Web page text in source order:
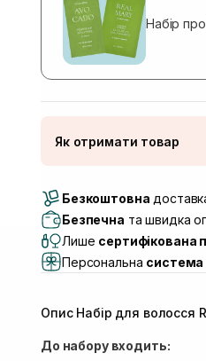
Набір
Як отримати товар
Самовивіз м. Луцьк,
Самовивіз м. Львів,
(Duck’s Lake)
Самовивіз м. Львів,
Самовивіз м. Львів,
Самовивіз м. Рівне,
Безкоштовна
Безпечна та швидка
Лише сертифікована
Персональна система
Опис Набір для волосся
До набору входить: